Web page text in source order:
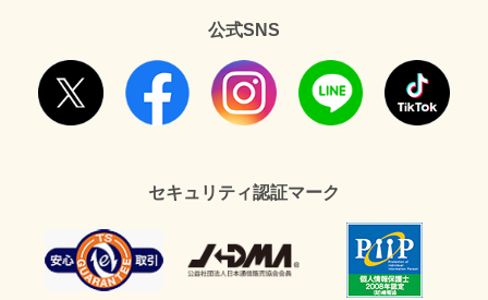
公式SNS
セキュリティ認証マーク